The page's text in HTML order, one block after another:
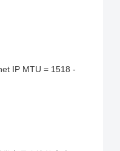
IP MTU = 1518 -